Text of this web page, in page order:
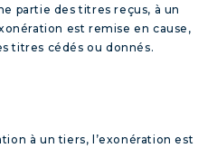
partie des titres reçus, à un
est remise en cause,
titres cédés ou donnés.
à un tiers, l’exonération est